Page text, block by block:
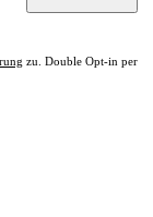
zu. Double Opt-in per